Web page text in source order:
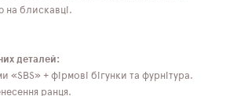
блискавці.
деталей:
«SBS» + фірмові бігунки та фурнітура.
ранця.